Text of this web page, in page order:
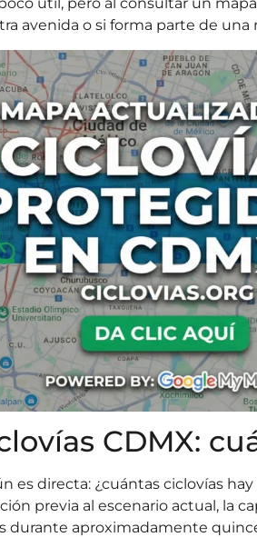
avenida o si forma parte de una
CDMX:
es directa: ¿cuántas ciclovías
previa al escenario actual, la
durante aproximadamente